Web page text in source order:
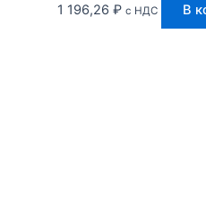
1 196,26 ₽ с НДС В